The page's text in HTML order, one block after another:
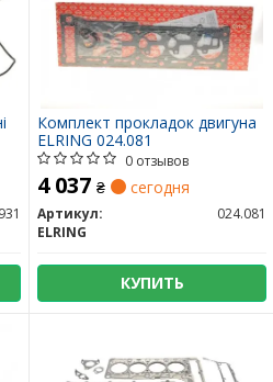
Комплект прокладок двигуна
ELRING 024.081
0 отзывов
4 037 ₴ сегодня
Артикул:
024.081
ELRING
КУПИТЬ